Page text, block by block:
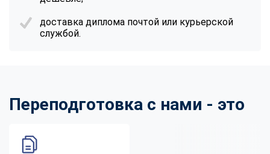
доставка диплома почтой или курьерской
службой.
Переподготовка с нами - это